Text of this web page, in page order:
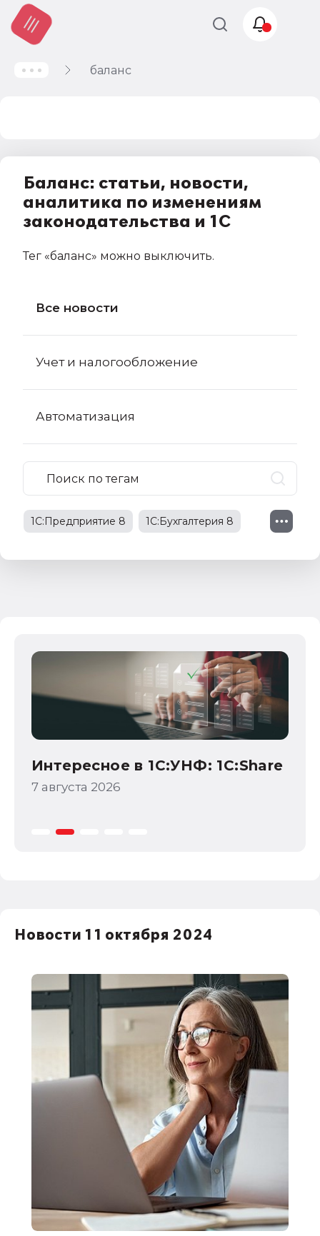
баланс
Баланс: статьи, новости,
аналитика по изменениям
законодательства и 1С
Тег «баланс» можно выключить.
Все новости
Учет и налогообложение
Автоматизация
1С:Предприятие 8 1С:Бухгалтерия 8
1С:Зарплата и управление персоналом
права работников НДФЛ
1С:Управление производственным
предприятием
Интересное в 1С:УНФ: 1С:Share
7 августа 2026
Новости 11 октября 2024
Учет и